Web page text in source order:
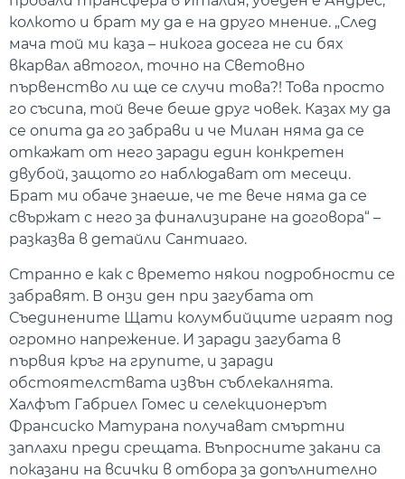
колкото и брат му да е на друго мнение. „След
мача той ми каза – никога досега не си бях
вкарвал автогол, точно на Световно
първенство ли ще се случи това?! Това просто
го съсипа, той вече беше друг човек. Казах му да
се опита да го забрави и че Милан няма да се
откажат от него заради един конкретен
двубой, защото го наблюдават от месеци.
Брат ми обаче знаеше, че те вече няма да се
свържат с него за финализиране на договора“ –
разказва в детайли Сантиаго.
Странно е как с времето някои подробности се
забравят. В онзи ден при загубата от
Съединените Щати колумбийците играят под
огромно напрежение. И заради загубата в
първия кръг на групите, и заради
обстоятелствата извън съблекалнята.
Халфът Габриел Гомес и селекционерът
Франсиско Матурана получават смъртни
заплахи преди срещата. Въпросните закани са
показани на всички в отбора за допълнително